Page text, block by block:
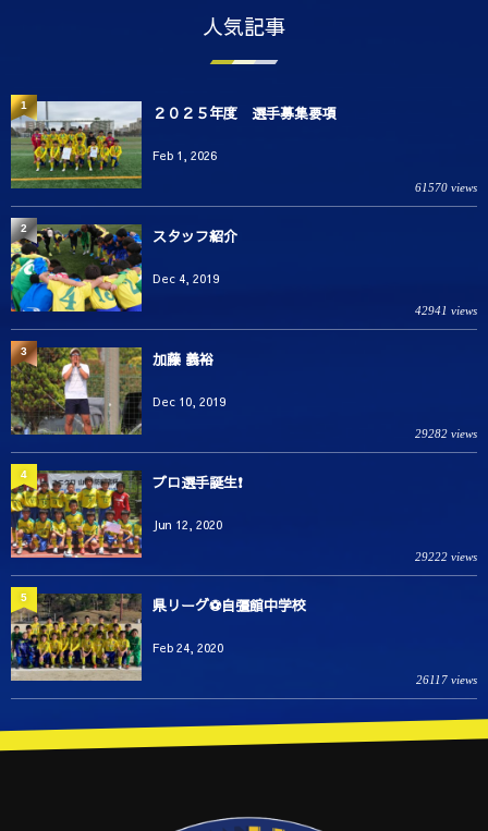
人気記事
２０２５年度 選手募集要項
Feb 1, 2026
61570 views
1
スタッフ紹介
Dec 4, 2019
42941 views
2
加藤 義裕
Dec 10, 2019
29282 views
3
プロ選手誕生❗️
Jun 12, 2020
29222 views
4
県リーグ⚽️自彊館中学校
Feb 24, 2020
26117 views
5